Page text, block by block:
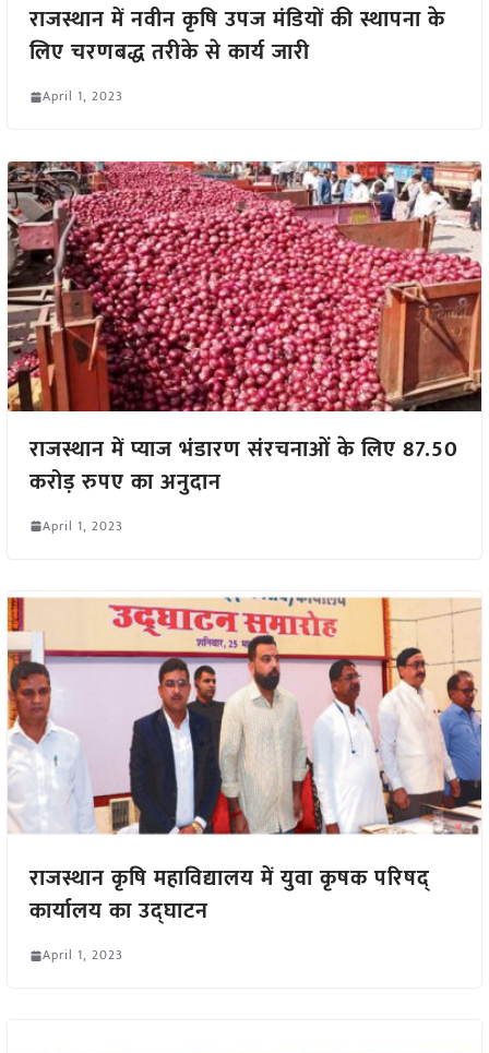
राजस्थान में नवीन कृषि उपज मंडियों की स्थापना के
लिए चरणबद्ध तरीके से कार्य जारी
April 1, 2023
राजस्थान में प्याज भंडारण संरचनाओं के लिए 87.50
करोड़ रुपए का अनुदान
April 1, 2023
राजस्थान कृषि महाविद्यालय में युवा कृषक परिषद्
कार्यालय का उद्घाटन
April 1, 2023